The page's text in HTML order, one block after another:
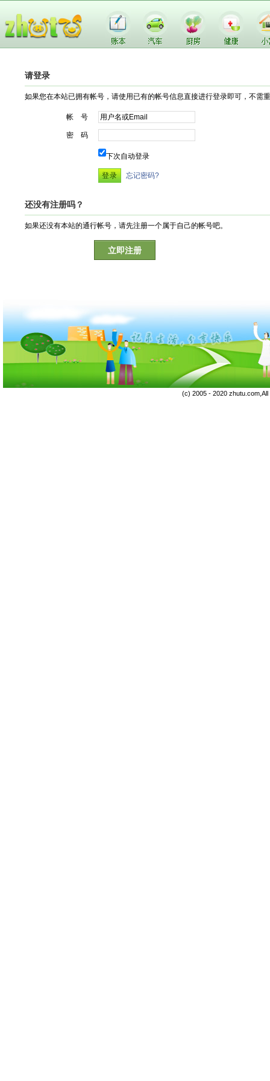
请登录
如果您在本站已拥有帐号，请使用已有的帐号信息直接进行登录即可，不需
帐 号
密 码
下次自动登录
忘记密码?
还没有注册吗？
如果还没有本站的通行帐号，请先注册一个属于自己的帐号吧。
立即注册
(c) 2005 - 2020